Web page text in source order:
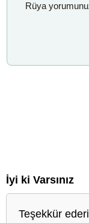
Rüya
İyi ki Varsınız
Teşekkür